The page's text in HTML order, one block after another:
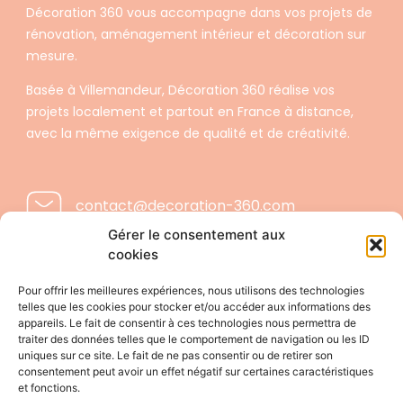
Gérer le consentement aux
cookies
Pour offrir les meilleures expériences, nous utilisons des technologies
telles que les cookies pour stocker et/ou accéder aux informations des
appareils. Le fait de consentir à ces technologies nous permettra de
traiter des données telles que le comportement de navigation ou les ID
uniques sur ce site. Le fait de ne pas consentir ou de retirer son
consentement peut avoir un effet négatif sur certaines caractéristiques
et fonctions.
Décoration 360 vous accompagne dans vos projets de
rénovation, aménagement intérieur et décoration sur
mesure.
Basée à Villemandeur, Décoration 360 réalise vos
projets localement et partout en France à distance,
avec la même exigence de qualité et de créativité.
contact@decoration-360.com
Mentions légales